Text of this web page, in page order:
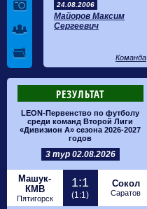
24.08.2006
Майоров Максим
Сергеевич
Команда
РЕЗУЛЬТАТ
LEON-Первенство по футболу
среди команд Второй Лиги
«Дивизион А» сезона 2026-2027
годов
3 тур 02.08.2026
Машук-
КМВ
Пятигорск
1:1
(1:1)
Сокол
Саратов